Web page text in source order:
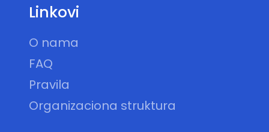
Linkovi
O nama
FAQ
Pravila
Organizaciona struktura